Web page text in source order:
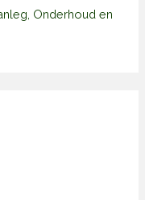
Onderhoud en